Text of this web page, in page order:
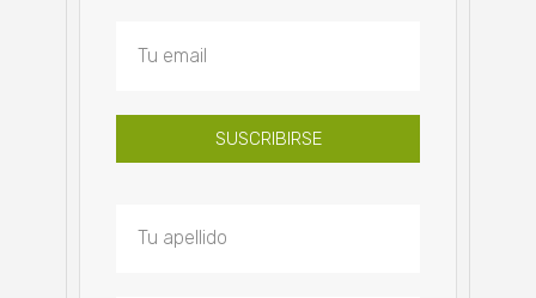
SUSCRIBIRSE